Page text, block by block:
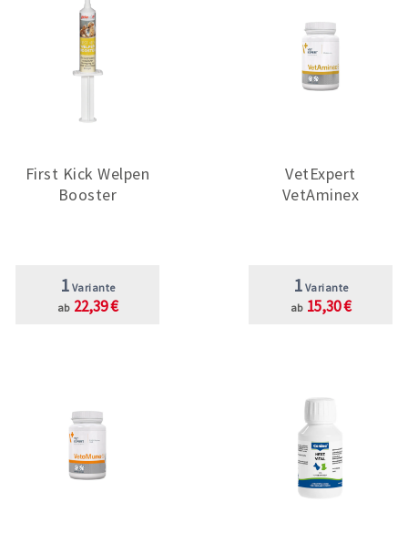
First Kick Welpen
Booster
1 Variante
ab 22,39 €
VetExpert
VetAminex
1 Variante
ab 15,30 €